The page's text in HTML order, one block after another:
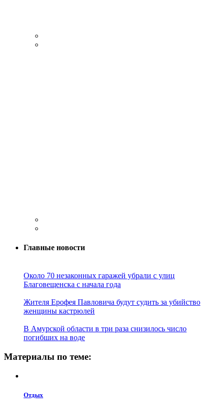
Главные новости
Около 70 незаконных гаражей убрали с улиц
Благовещенска с начала года
Жителя Ерофея Павловича будут судить за убийство
женщины кастрюлей
В Амурской области в три раза снизилось число
погибших на воде
Материалы по теме:
Отдых